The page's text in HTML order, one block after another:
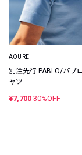
AOURE
別注先行 PABLO/パブ
ャツ
¥7,700 30%OFF